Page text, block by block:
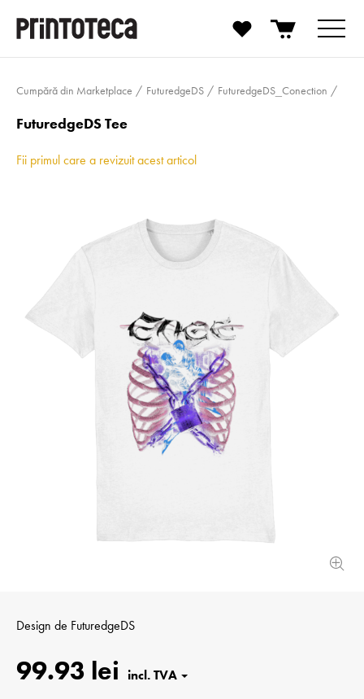
Cumpără din Marketplace FuturedgeDS FuturedgeDS_­Conection
FuturedgeDS Tee
Fii primul care a revizuit acest articol
Design de FuturedgeDS
99.93 lei